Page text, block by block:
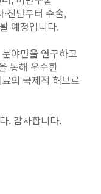
진단부터 수술,
예정입니다.
야만을 연구하고
통해 우수한
의 국제적 허브로
. 감사합니다.